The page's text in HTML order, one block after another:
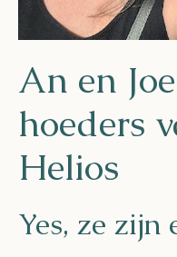
An en
hoeders
Helios
Yes, ze zijn